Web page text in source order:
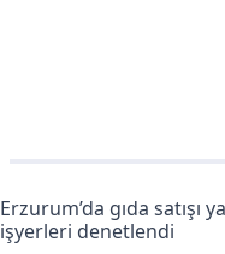
Erzurum’da gıda satışı
işyerleri denetlendi